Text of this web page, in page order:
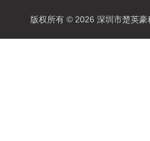
版权所有 © 2026 深圳市楚英